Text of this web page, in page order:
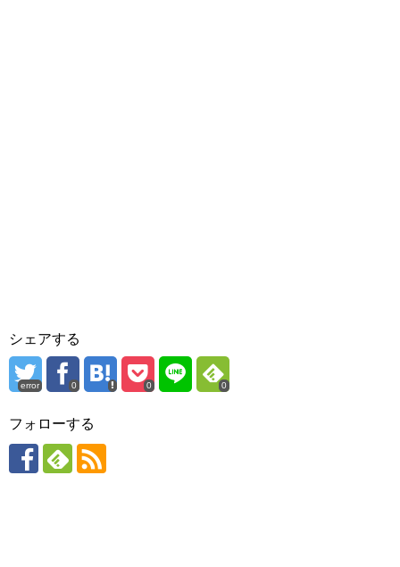
シェアする
error 0 0 0
フォローする